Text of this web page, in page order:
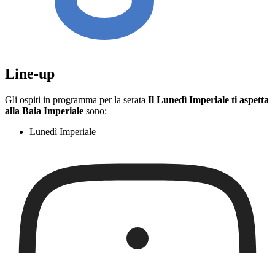
Line-up
Gli ospiti in programma per la serata Il Lunedì Imperiale ti aspetta
alla Baia Imperiale sono:
Lunedì Imperiale